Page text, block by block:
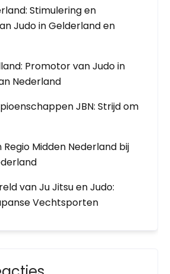
Stimulering en
Judo in Gelderland en
Promotor van Judo in
Nederland
JBN: Strijd om
Midden Nederland bij
van Ju Jitsu en Judo:
Vechtsporten